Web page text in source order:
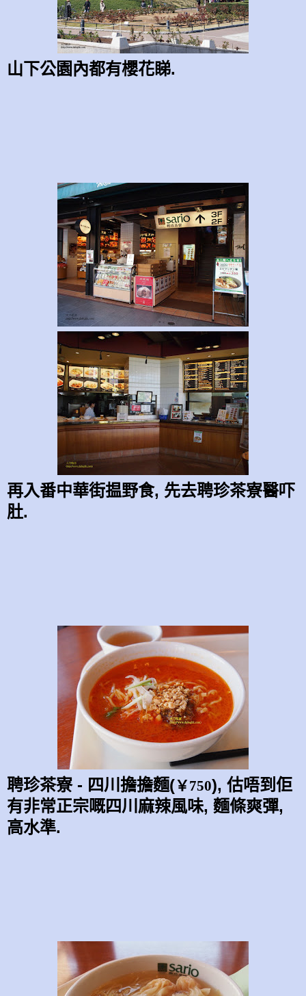
山下公園內都有櫻花睇.
再入番中華街揾野食, 先去聘珍茶寮醫吓
肚.
聘珍茶寮 - 四川擔擔麵(￥750), 估唔到佢
有非常正宗嘅四川麻辣風味, 麵條爽彈,
高水準.